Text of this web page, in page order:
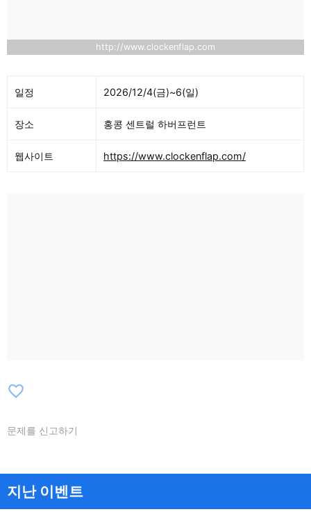
http://www.clockenflap.com
일정 2026/12/4(금)~6(일)
장소 홍콩 센트럴 하버프런트
웹사이트 https://www.clockenflap.com/
favorite_border
문제를 신고하기
지난 이벤트